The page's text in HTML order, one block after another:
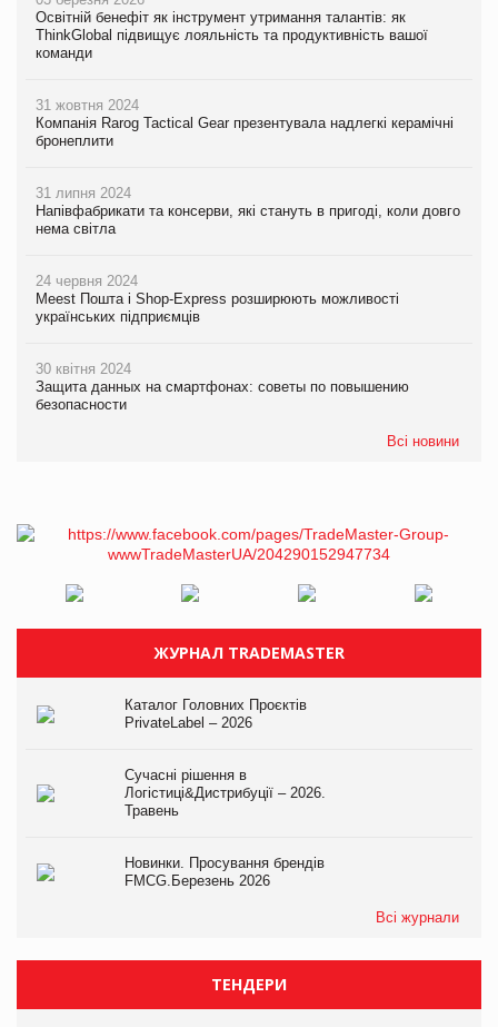
Освітній бенефіт як інструмент утримання талантів: як
ThinkGlobal підвищує лояльність та продуктивність вашої
команди
31 жовтня 2024
Компанія Rarog Tactical Gear презентувала надлегкі керамічні
бронеплити
31 липня 2024
Напівфабрикати та консерви, які стануть в пригоді, коли довго
нема світла
24 червня 2024
Meest Пошта і Shop-Express розширюють можливості
українських підприємців
30 квітня 2024
Защита данных на смартфонах: советы по повышению
безопасности
Всі новини
ЖУРНАЛ TRADEMASTER
Каталог Головних Проєктів
PrivateLabel – 2026
Сучасні рішення в
Логістиці&Дистрибуції – 2026.
Травень
Новинки. Просування брендів
FMCG.Березень 2026
Всі журнали
ТЕНДЕРИ